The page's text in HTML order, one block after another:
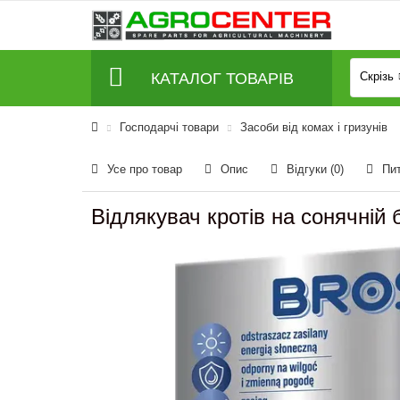
КАТАЛОГ ТОВАРІВ Скрізь
Господарчі товари Засоби від комах і гризунів
Усе про товар Опис Відгуки (0)
Відлякувач кротів на сонячній